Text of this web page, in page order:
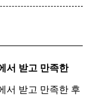
서 받고 만족한
서 받고 만족한 후